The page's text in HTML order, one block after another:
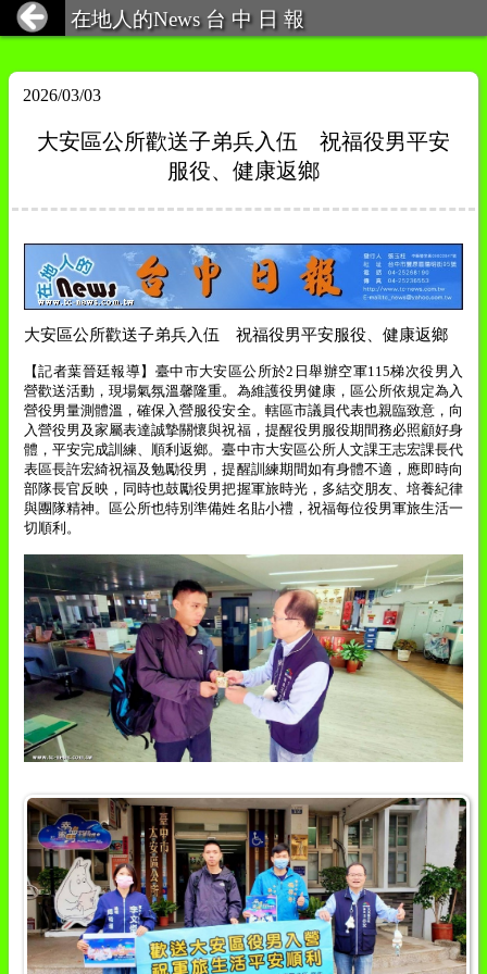
在地人的News 台 中 日 報
2026/03/03
大安區公所歡送子弟兵入伍 祝福役男平安
服役、健康返鄉
大安區公所歡送子弟兵入伍 祝福役男平安服役、健康返鄉
【記者葉晉廷報導】臺中市大安區公所於2 日舉辦空軍115梯次役男入
營歡送活動，現場氣氛溫馨隆重。為維護役男健康，區公所依規定為入
營役男量測體溫，確保入營服役安全。轄區市議員代表也親臨致意，向
入營役男及家屬表達誠摯關懷與祝福，提醒役男服役期間務必照顧好身
體，平安完成訓練、順利返鄉。臺中市大安區公所人文課王志宏課長代
表區長許宏綺祝福及勉勵役男，提醒訓練期間如有身體不適，應即時向
部隊長官反映，同時也鼓勵役男把握軍旅時光，多結交朋友、培養紀律
與團隊精神。區公所也特別準備姓名貼小禮，祝福每位役男軍旅生活一
切順利。